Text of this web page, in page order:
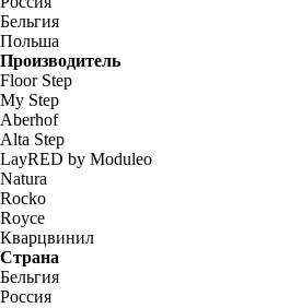
Бельгия
Польша
Производитель
Floor Step
My Step
Aberhof
Alta Step
LayRED by Moduleo
Natura
Rocko
Royce
Кварцвинил
Страна
Бельгия
Россия